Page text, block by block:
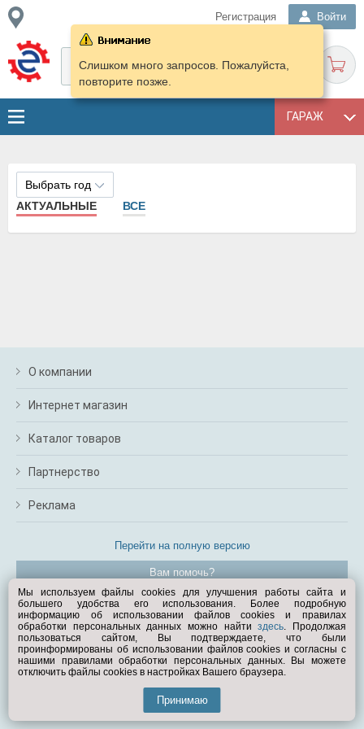
Регистрация Войти
ГАРАЖ
Слишком много запросов. Пожалуйста,
повторите позже.
Выбрать год
АКТУАЛЬНЫЕ
ВСЕ
О компании
Интернет магазин
Каталог товаров
Партнерство
Реклама
Перейти на полную версию
Вам помочь?
© Exist.ru 1998—2026
Мы используем файлы cookies для улучшения работы сайта и
большего удобства его использования. Более подробную
информацию об использовании файлов cookies и правилах
обработки персональных данных можно найтиздесь. Продолжая
пользоваться сайтом, Вы подтверждаете, что были
проинформированы об использовании файлов cookies и согласны с
нашими правилами обработки персональных данных. Вы можете
отключить файлы cookies в настройках Вашего браузера.
Принимаю